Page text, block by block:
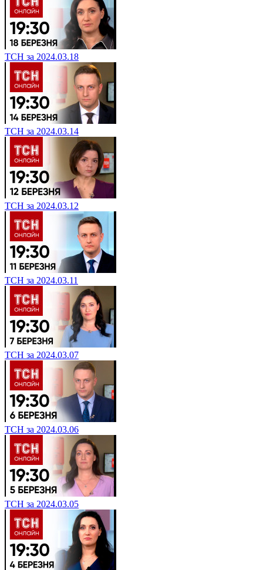
ТСН за 2024.03.18
ТСН за 2024.03.14
ТСН за 2024.03.12
ТСН за 2024.03.11
ТСН за 2024.03.07
ТСН за 2024.03.06
ТСН за 2024.03.05